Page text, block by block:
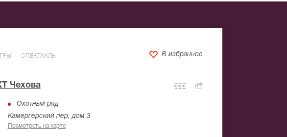
СПЕКТАКЛЬ В избранное
Чехова
Охотный ряд
Камергерский пер. дом 3
Посмотреть на карте